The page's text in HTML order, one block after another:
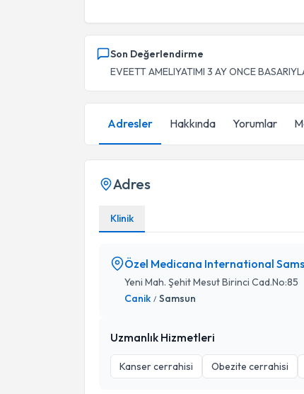
Son Değerlendirme
EVEETT AMELIYATIMI 3 AY ONCE
Adresler Hakkında Yorumlar
Adres
Klinik
Özel Medicana International
Yeni Mah. Şehit Mesut Birinci Cad.No:85
Canik / Samsun
Uzmanlık Hizmetleri
Kanser cerrahisi Obezite cerrahisi